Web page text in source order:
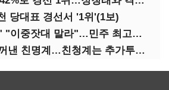
당대표 경선서 '1위'(1보)
"팀 정청래 정리" "이중잣대 말라"…민주 최고위원 계파 다툼 격화
'정청래 책임론' 꺼낸 친명계…친청계는 추가투표 때리기